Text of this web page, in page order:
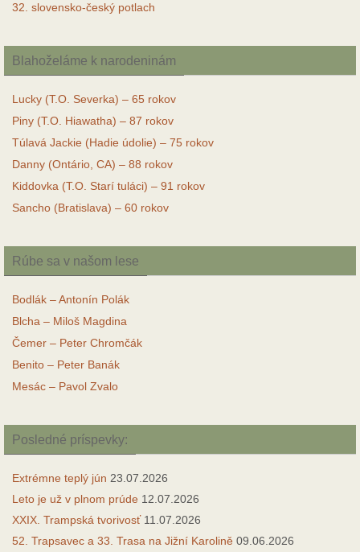
32. slovensko-český potlach
Blahoželáme k narodeninám
Lucky (T.O. Severka) – 65 rokov
Piny (T.O. Hiawatha) – 87 rokov
Túlavá Jackie (Hadie údolie) – 75 rokov
Danny (Ontário, CA) – 88 rokov
Kiddovka (T.O. Starí tuláci) – 91 rokov
Sancho (Bratislava) – 60 rokov
Rúbe sa v našom lese
Bodlák – Antonín Polák
Blcha – Miloš Magdina
Čemer – Peter Chromčák
Benito – Peter Banák
Mesác – Pavol Zvalo
Posledné príspevky:
Extrémne teplý jún 23.07.2026
Leto je už v plnom prúde 12.07.2026
XXIX. Trampská tvorivosť 11.07.2026
52. Trapsavec a 33. Trasa na Jižní Karolině 09.06.2026